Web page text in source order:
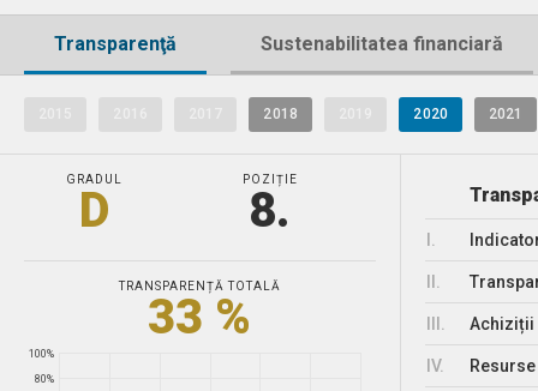
Transparenţă Sustenabilitatea financiară
2018 2020 2021
GRADUL
D
POZIȚIE
8.
TRANSPARENȚĂ TOTALĂ
33 %
80%
100%
Achiziții
IV.